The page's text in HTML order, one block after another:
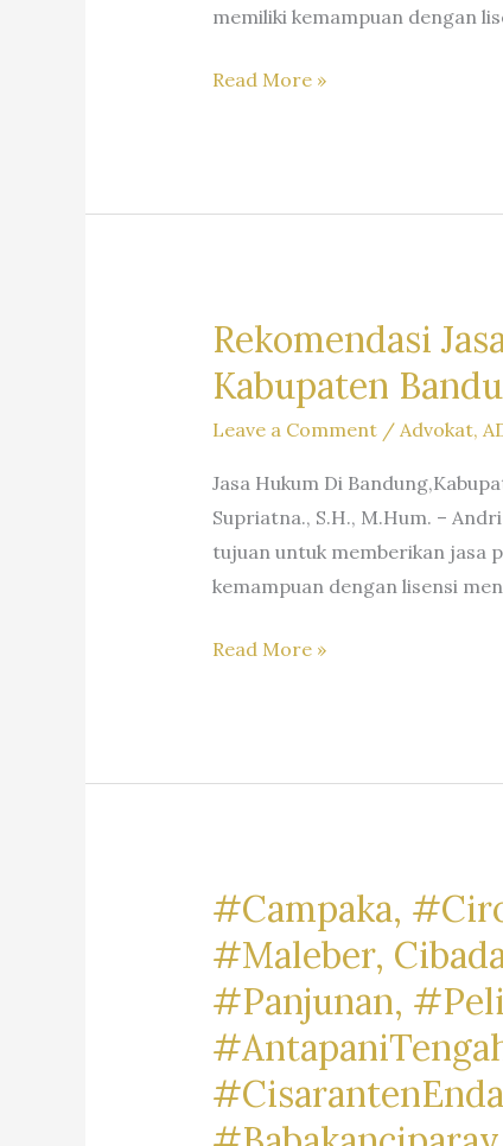
memiliki kemampuan dengan
Kantor
Liona
A
Marpaung,
S.H.
&
Partners
Read More »
Rekomendasi
Kabupaten
Leave a Comment / Advokat,
Jasa Hukum Di
Supriatna., S.H., M.Hum. –
tujuan untuk memberikan jasa
kemampuan dengan lisensi
Rekomendasi
Kota
Bandung
&
Kabupaten
Bandung
Read More »
#Campaka,
#Maleber,
#Panjunan,